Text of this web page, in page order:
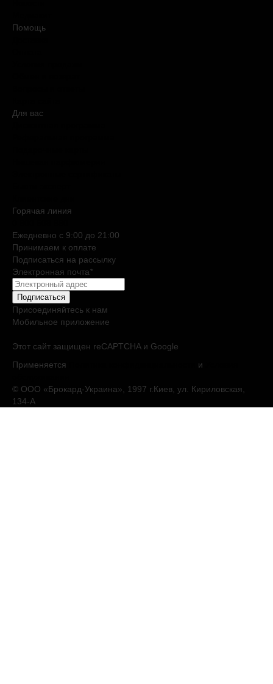
Помощь
Для вас
Горячая линия
Ежедневно c 9:00 до 21:00
Принимаем к оплате
Подписаться на рассылку
Электронная почта*
Подписаться
Присоединяйтесь к нам
Мобильное приложение
Этот сайт защищен reCAPTCHA и Google
Применяется
и
© ООО «Брокард-Украина», 1997 г.Киев, ул. Кириловская,
134-А